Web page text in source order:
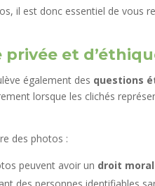
il est donc essentiel de vous
privée et
également des questions
lorsque les clichés
des photos :
peuvent avoir un droit moral
des personnes identifiables